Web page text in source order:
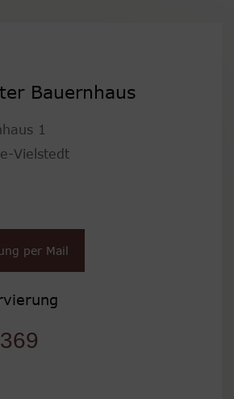
Bauernhaus
1
Vielstedt
per Mail